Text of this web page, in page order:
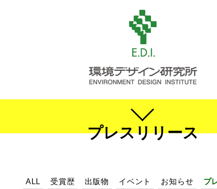
プレスリリース
ALL 受賞歴 出版物 イベント お知らせ プ